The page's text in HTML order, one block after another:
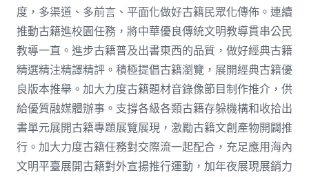
度，多渠道、多前言、平面化做好古籍民眾化傳佈。連續
推動古籍進校園任務，將中華優良傳統文明教導貫串公民
教導一直。進步古籍普及出書東西的品質，做好經典古籍
精選精注精譯精評。積極提倡古籍瀏覽，展開經典古籍優
良版本推舉。加大力度古籍題材音錄像節目制作推介，供
給優質融媒體辦事。支撐各級各類古籍存躲機構和收拾出
書單元展開古籍專題展覽展現，激勵古籍文創產物開闢推
行。加大力度古籍任務對交際流一起配合，充足應用海內
文明平臺展開古籍對外宣揚推行運動，加年夜展現展銷力